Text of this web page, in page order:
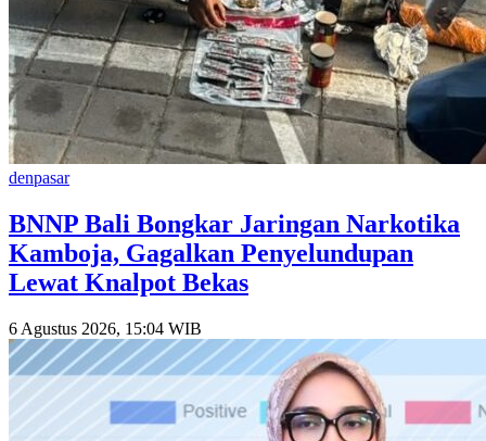
denpasar
BNNP Bali Bongkar Jaringan Narkotika
Kamboja, Gagalkan Penyelundupan
Lewat Knalpot Bekas
6 Agustus 2026, 15:04 WIB